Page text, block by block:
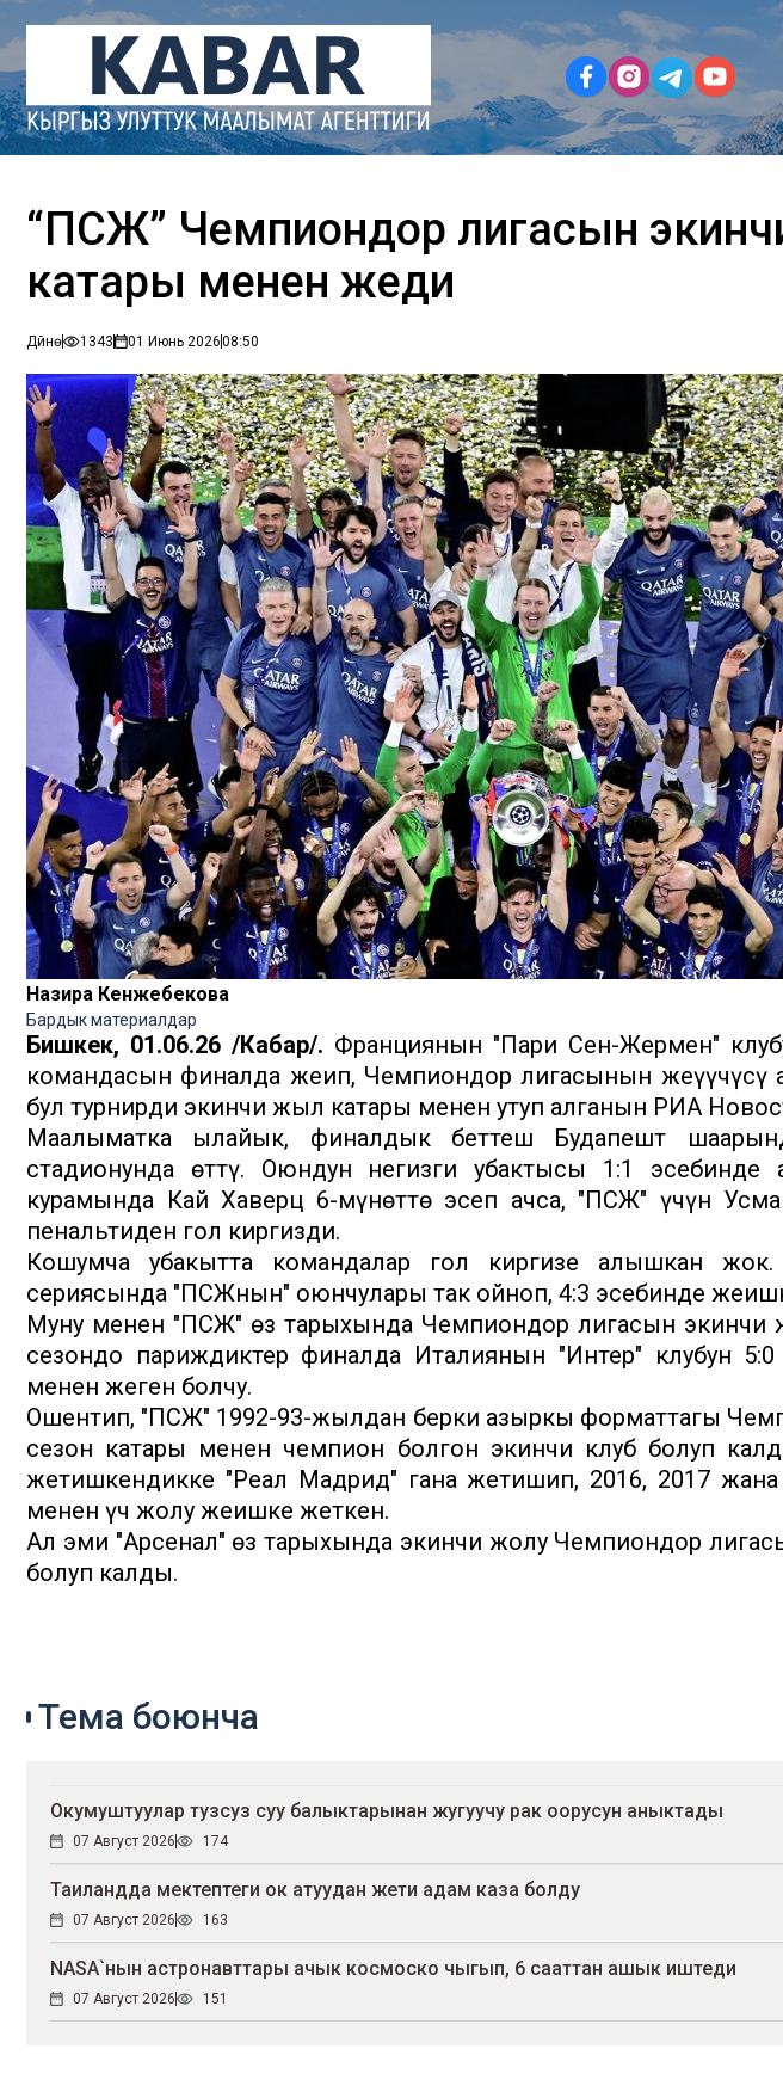
“ПСЖ” Чемпиондор лигасын
катары менен жеңди
Дүйнө 1343 01 Июнь 202608:50
Назира Кенжебекова
Бардык материалдар
Бишкек, 01.06.26 /Кабар/. Франциянын "Пари Сен-Жермен"
командасын финалда жеңип, Чемпиондор лигасынын
бул турнирди экинчи жыл катары менен утуп алганын РИА
Маалыматка ылайык, финалдык беттеш Будапешт
стадионунда өттү. Оюндун негизги убактысы 1:1 эсебинде
курамында Кай Хаверц 6-мүнөттө эсеп ачса, "ПСЖ" үчүн
пенальтиден гол киргизди.
Кошумча убакытта командалар гол киргизе алышкан
сериясында "ПСЖнын" оюнчулары так ойноп, 4:3 эсебинде
Муну менен "ПСЖ" өз тарыхында Чемпиондор лигасын экинчи
сезондо париждиктер финалда Италиянын "Интер" клубун
менен жеңген болчу.
Ошентип, "ПСЖ" 1992-93-жылдан берки азыркы форматтагы
сезон катары менен чемпион болгон экинчи клуб болуп
жетишкендикке "Реал Мадрид" гана жетишип, 2016, 2017
менен үч жолу жеңишке жеткен.
Ал эми "Арсенал" өз тарыхында экинчи жолу Чемпиондор
болуп калды.
Тема боюнча
Окумуштуулар тузсуз суу балыктарынан жугуучу рак оорусун аныктады
07 Август 2026 174
Таиландда мектептеги ок атуудан жети адам каза болду
07 Август 2026 163
NASA`нын астронавттары ачык космоско чыгып, 6 сааттан ашык иштеди
07 Август 2026 151